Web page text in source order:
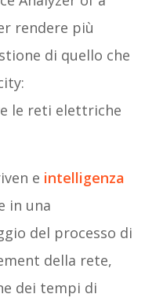
rendere più
di quello che
le reti elettriche
e intelligenza
in una
del processo di
della rete,
dei tempi di